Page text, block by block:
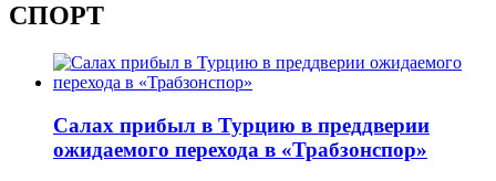
СПОРТ
Салах прибыл в Турцию в преддверии
ожидаемого перехода в «Трабзонспор»